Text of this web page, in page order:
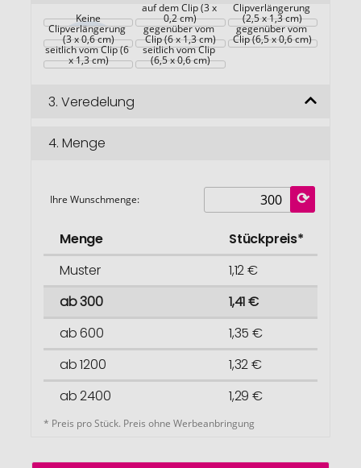
Keine
auf dem Clip (3 x
0,2 cm)
Clipverlängerung
(2,5 x 1,3 cm)
in
Clipverlängerung
(3 x 0,6 cm)
gegenüber vom
Clip (6 x 1,3 cm)
gegenüber vom
Clip (6,5 x 0,6 cm)
seitlich vom Clip (6
x 1,3 cm)
seitlich vom Clip
(6,5 x 0,6 cm)
3. Veredelung
4. Menge
Ihre Wunschmenge:
Menge
Stückpreis*
Muster
1,12 €
ab 300
1,41 €
ab 600
1,35 €
ab 1200
1,32 €
ab 2400
1,29 €
* Preis pro Stück. Preis ohne Werbeanbringung